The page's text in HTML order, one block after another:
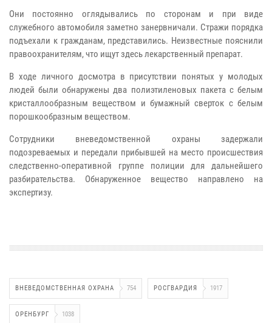
Они постоянно оглядывались по сторонам и при виде
служебного автомобиля заметно занервничали. Стражи порядка
подъехали к гражданам, представились. Неизвестные пояснили
правоохранителям, что ищут здесь лекарственный препарат.
В ходе личного досмотра в присутствии понятых у молодых
людей были обнаружены два полиэтиленовых пакета с белым
кристаллообразным веществом и бумажный сверток с белым
порошкообразным веществом.
Сотрудники вневедомственной охраны задержали
подозреваемых и передали прибывшей на место происшествия
следственно-оперативной группе полиции для дальнейшего
разбирательства. Обнаруженное вещество направлено на
экспертизу.
ВНЕВЕДОМСТВЕННАЯ ОХРАНА 754 РОСГВАРДИЯ 1917
ОРЕНБУРГ 1038